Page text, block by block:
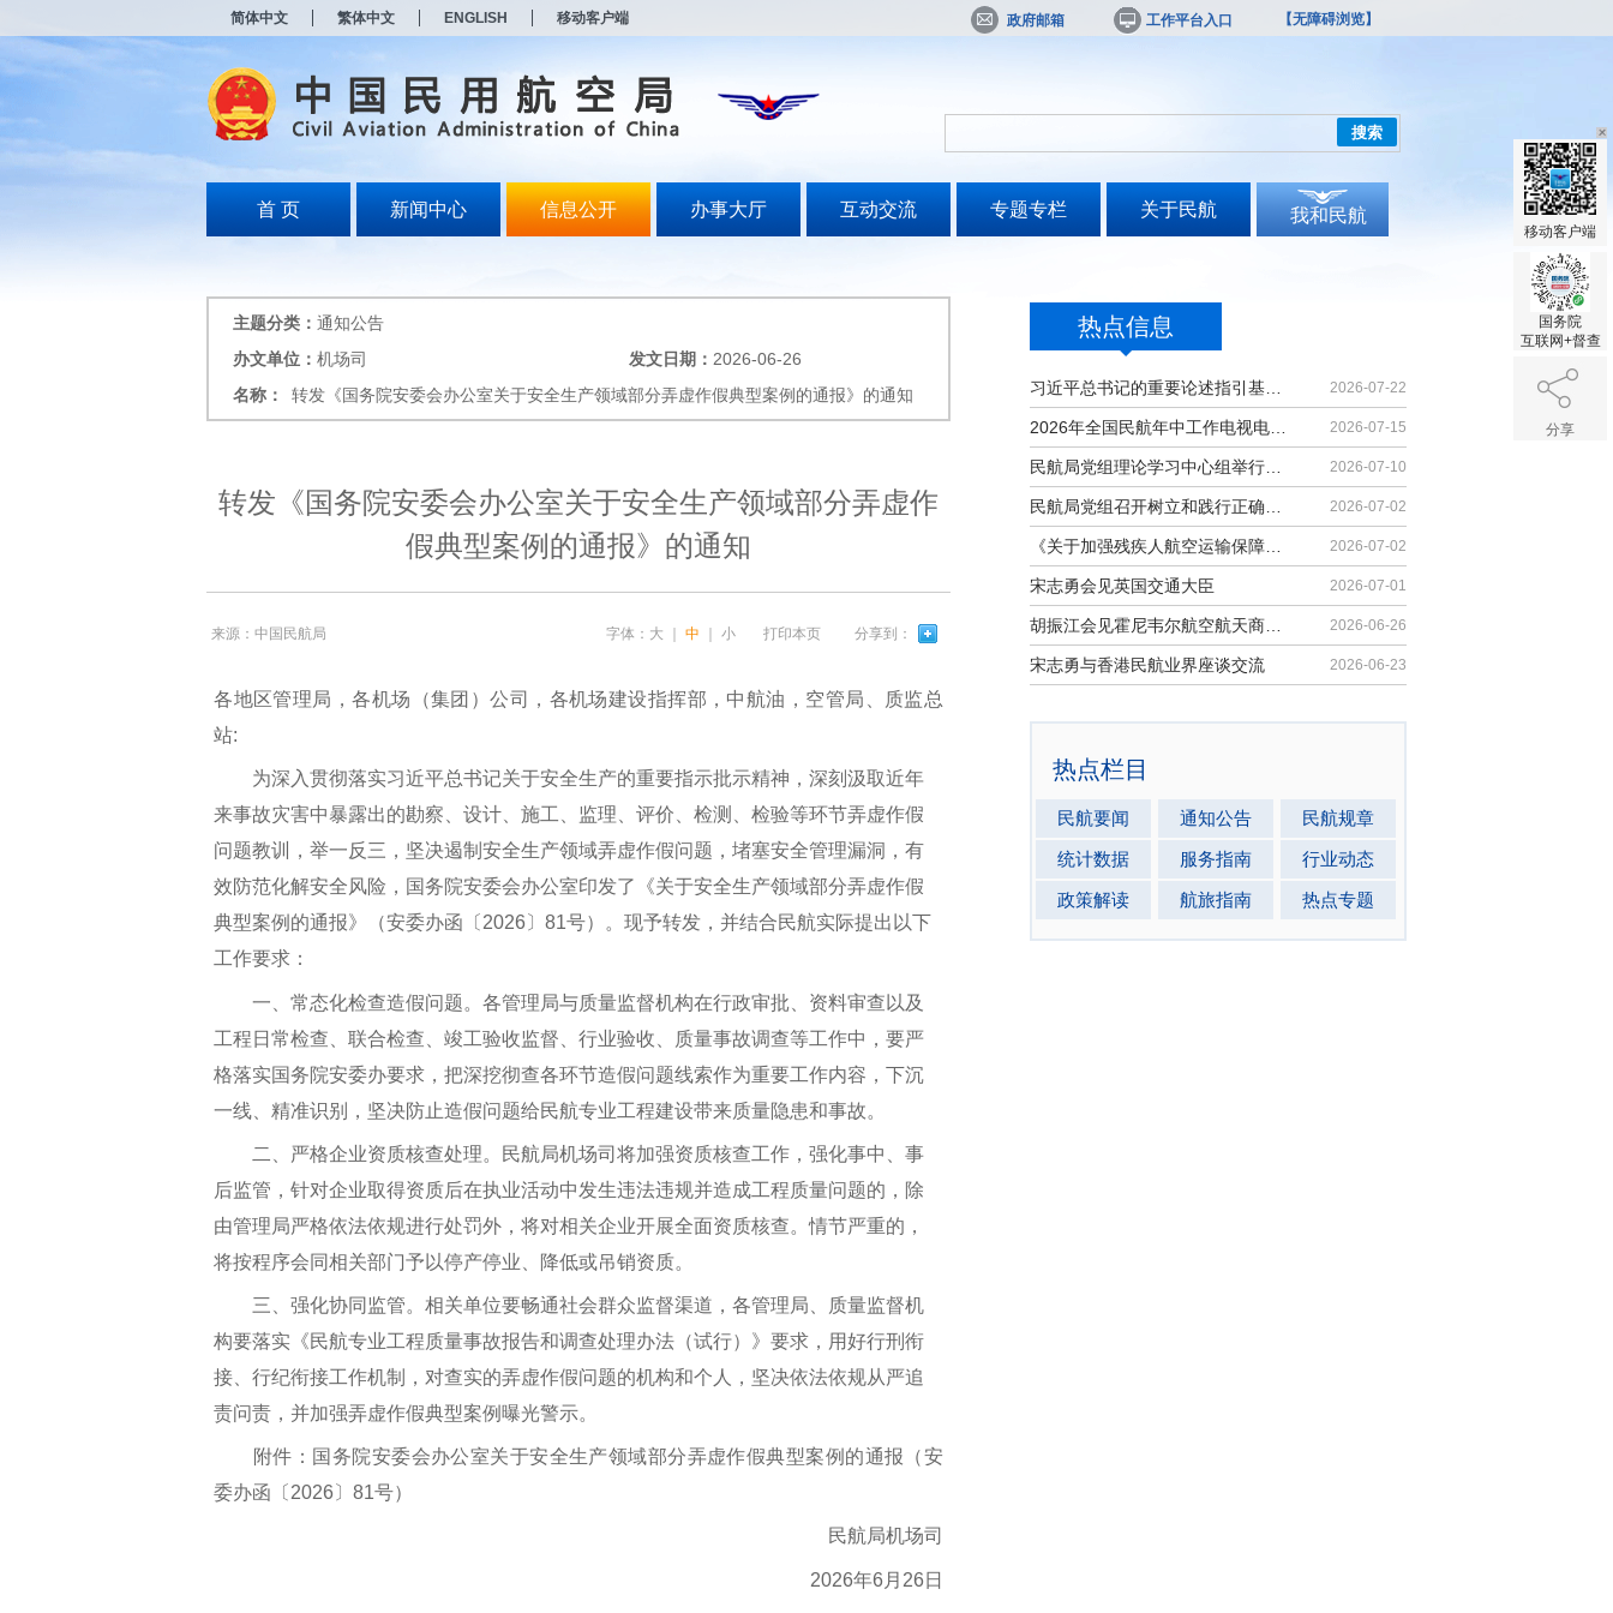
简体中文 繁体中文 ENGLISH 移动客户端 政府邮箱 工作平台入口 【无障碍浏览】
搜索
首 页 新闻中心 信息公开 办事大厅 互动交流 专题专栏 关于民航 我和民航
热点信息
2026-07-22
2026-07-15
2026-07-10
2026-07-02
2026-07-02
宋志勇会见英国交通大臣 2026-07-01
2026-06-26
宋志勇与香港民航业界座谈交流 2026-06-23
热点栏目
民航要闻 通知公告
民航规章
统计数据
服务指南
行业动态
政策解读
航旅指南 热点专题
主题分类： 通知公告
办文单位： 机场司 发文日期： 2026-06-26
名称：
转发《国务院安委会办公室关于安全生产领域部分弄虚作假典型案例的通报》的通知
转发《国务院安委会办公室关于安全生产领域部分弄虚作
假典型案例的通报》的通知
来源：中国民航局 字体： 大 中 小 打印本页 分享到：
各地区管理局，各机场（集团）公司，各机场建设指挥部，中航油，空管局、质监总
站:
为深入贯彻落实习近平总书记关于安全生产的重要指示批示精神，深刻汲取近年
来事故灾害中暴露出的勘察、设计、施工、监理、评价、检测、检验等环节弄虚作假
问题教训，举一反三，坚决遏制安全生产领域弄虚作假问题，堵塞安全管理漏洞，有
效防范化解安全风险，国务院安委会办公室印发了《关于安全生产领域部分弄虚作假
典型案例的通报》（安委办函〔2026〕81号）。现予转发，并结合民航实际提出以下
工作要求：
一、常态化检查造假问题。各管理局与质量监督机构在行政审批、资料审查以及
工程日常检查、联合检查、竣工验收监督、行业验收、质量事故调查等工作中，要严
格落实国务院安委办要求，把深挖彻查各环节造假问题线索作为重要工作内容，下沉
一线、精准识别，坚决防止造假问题给民航专业工程建设带来质量隐患和事故。
二、严格企业资质核查处理。民航局机场司将加强资质核查工作，强化事中、事
后监管，针对企业取得资质后在执业活动中发生违法违规并造成工程质量问题的，除
由管理局严格依法依规进行处罚外，将对相关企业开展全面资质核查。情节严重的，
将按程序会同相关部门予以停产停业、降低或吊销资质。
三、强化协同监管。相关单位要畅通社会群众监督渠道，各管理局、质量监督机
构要落实《民航专业工程质量事故报告和调查处理办法（试行）》要求，用好行刑衔
接、行纪衔接工作机制，对查实的弄虚作假问题的机构和个人，坚决依法依规从严追
责问责，并加强弄虚作假典型案例曝光警示。
附件：国务院安委会办公室关于安全生产领域部分弄虚作假典型案例的通报（安
委办函〔2026〕81号）
民航局机场司
2026年6月26日
移动客户端
国务院
互联网+督查
分享
打
无
障